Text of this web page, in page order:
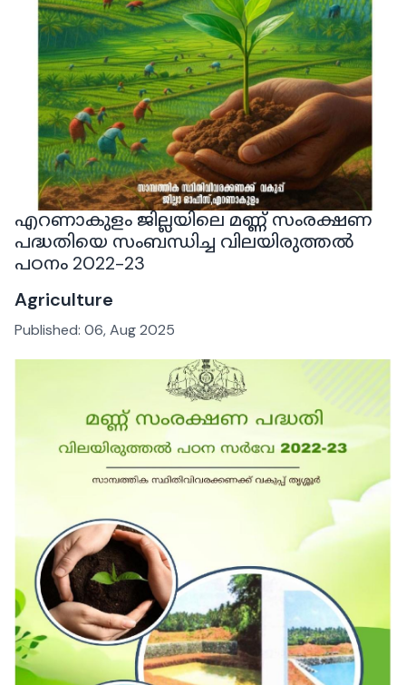
എറണാകുളം ജില്ലയിലെ മണ്ണ് സംരക്ഷണ
പദ്ധതിയെ സംബന്ധിച്ച വിലയിരുത്തൽ
പഠനം 2022-23
Agriculture
Published: 06, Aug 2025